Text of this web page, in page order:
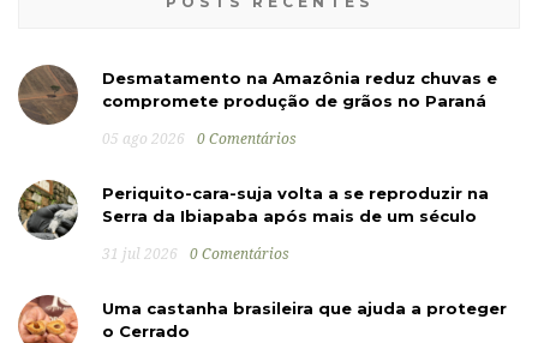
Desmatamento na Amazônia reduz chuvas e
compromete produção de grãos no Paraná
05 ago 2026 0 Comentários
Periquito-cara-suja volta a se reproduzir na
Serra da Ibiapaba após mais de um século
31 jul 2026 0 Comentários
Uma castanha brasileira que ajuda a proteger
o Cerrado